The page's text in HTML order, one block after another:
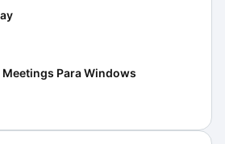
Para Windows